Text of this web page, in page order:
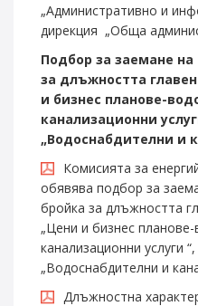
„Административно и
дирекция „Обща
Подбор за заемане
за длъжността
и бизнес планове-
канализационни
„Водоснабдителни и
Комисията за
обявява подбор за
бройка за длъжността
„Цени и бизнес
канализационни услуги
„Водоснабдителни и
Длъжностна